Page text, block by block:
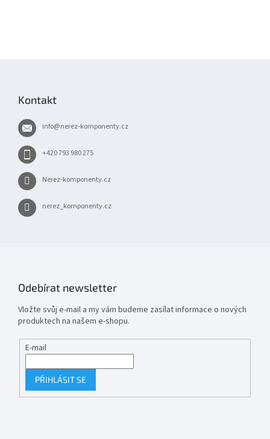
Kontakt
info@nerez-komponenty.cz
+420 793 980 275
Nerez-komponenty.cz
nerez_komponenty.cz
Odebírat newsletter
Vložte svůj e-mail a my vám budeme zasílat informace o nových
produktech na našem e-shopu.
E-mail
PŘIHLÁSIT SE